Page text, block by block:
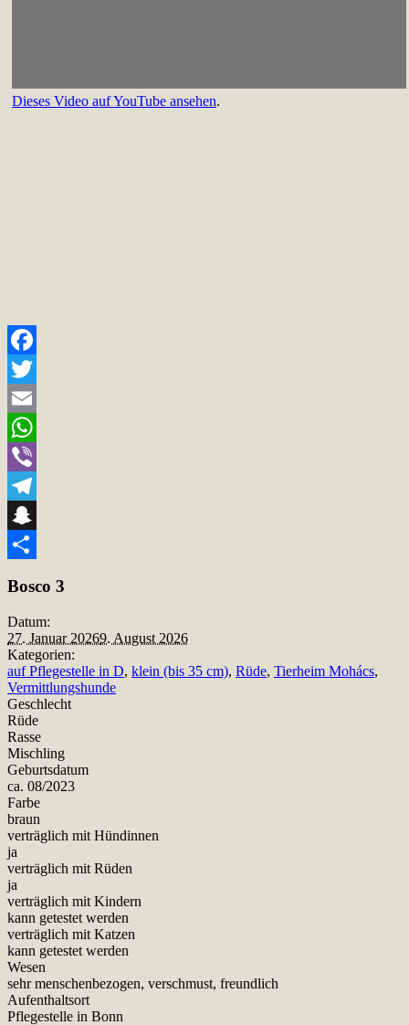
Dieses Video auf YouTube ansehen.
Facebook
Twitter
Email
WhatsApp
Viber
Telegram
Snapchat
Bosco 3
Datum:
27. Januar 20269. August 2026
Kategorien:
auf Pflegestelle in D, klein (bis 35 cm), Rüde, Tierheim Mohács,
Vermittlungshunde
Geschlecht
Rüde
Rasse
Mischling
Geburtsdatum
ca. 08/2023
Farbe
braun
verträglich mit Hündinnen
ja
verträglich mit Rüden
ja
verträglich mit Kindern
kann getestet werden
verträglich mit Katzen
kann getestet werden
Wesen
sehr menschenbezogen, verschmust, freundlich
Aufenthaltsort
Pflegestelle in Bonn